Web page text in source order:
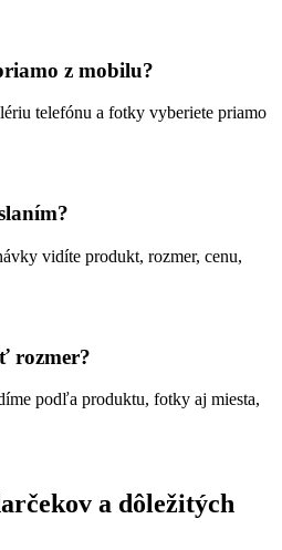
z mobilu?
telefónu a fotky vyberiete priamo
vidíte produkt, rozmer, cenu,
rozmer?
podľa produktu, fotky aj miesta,
a dôležitých